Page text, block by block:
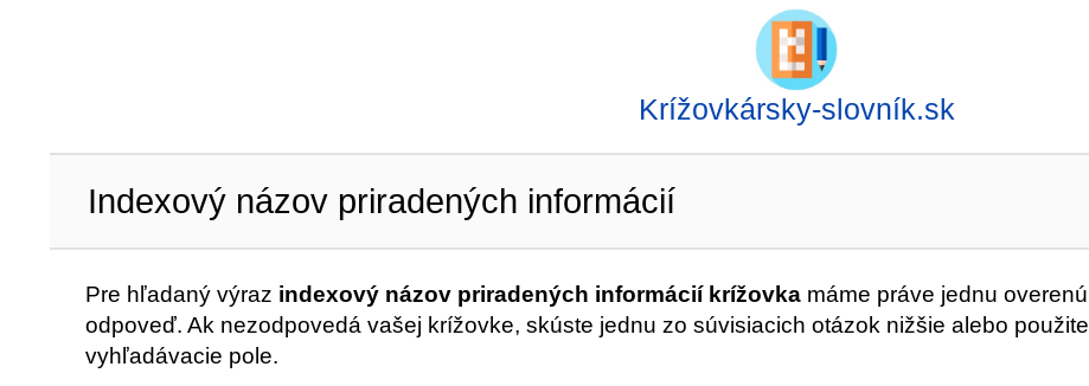
Krížovkársky-slovník.sk
Indexový názov priradených informácií
Pre hľadaný výraz indexový názov priradených informácií krížovka máme práve jednu overenú
odpoveď. Ak nezodpovedá vašej krížovke, skúste jednu zo súvisiacich otázok nižšie alebo použite
vyhľadávacie pole.